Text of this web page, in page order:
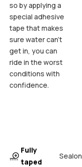
so by applying a
special adhesive
tape that makes
sure water can't
get in, you can
ride in the worst
conditions with
confidence.
Fully
taped
Sealon